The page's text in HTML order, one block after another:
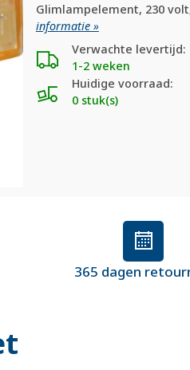
Glimlampelement, 230
informatie »
Verwachte levertijd:
1-2 weken
Huidige voorraad:
0 stuk(s)
365 dagen